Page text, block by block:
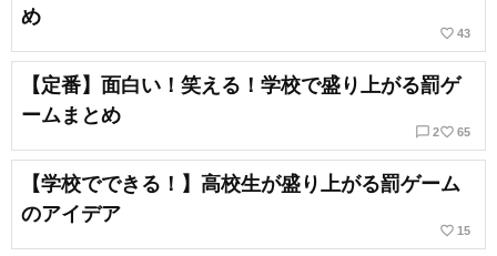
め
favorite_border 43
【定番】面白い！笑える！学校で盛り上がる罰ゲ
ームまとめ
chat_bubble_outline 2favorite_border 65
【学校でできる！】高校生が盛り上がる罰ゲーム
のアイデア
favorite_border 15